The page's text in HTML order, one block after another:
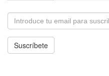
Email
Suscríbete